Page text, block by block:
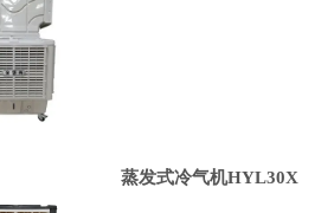
蒸发式冷气机HYL30X